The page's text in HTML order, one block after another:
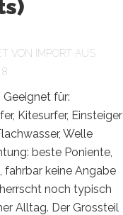
VON
IMPORT AUS
8
für:
Kitesurfer, Einsteiger
Welle
beste Poniente,
fahrbar keine Angabe
noch typisch
Alltag. Der Grossteil